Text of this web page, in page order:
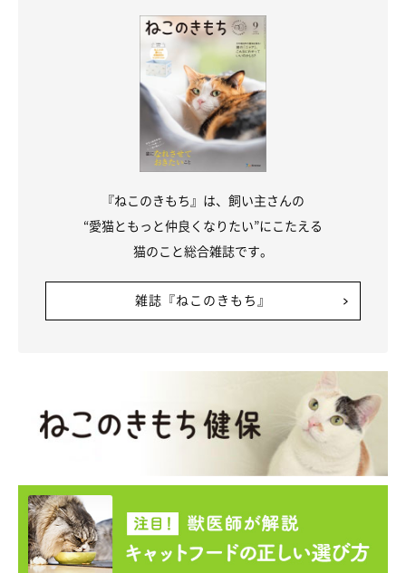
『ねこのきもち』は、飼い主さんの
“愛猫ともっと仲良くなりたい”にこたえる
猫のこと総合雑誌です。
雑誌『ねこのきもち』